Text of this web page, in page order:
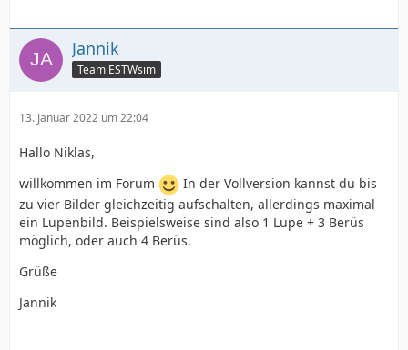
Jannik
Team ESTWsim
13. Januar 2022 um 22:04
Hallo Niklas,
willkommen im Forum
In der Vollversion kannst du bis
zu vier Bilder gleichzeitig aufschalten, allerdings maximal
ein Lupenbild. Beispielsweise sind also 1 Lupe + 3 Berüs
möglich, oder auch 4 Berüs.
Grüße
Jannik